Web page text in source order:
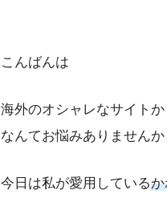
こんばんは
海外のオシャレなサイト
なんてお悩みありませんか
今日は私が愛用している